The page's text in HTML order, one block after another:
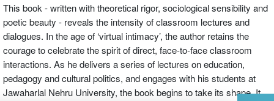
This book - written with theoretical rigor, sociological sensibility and
poetic beauty - reveals the intensity of classroom lectures and
dialogues. In the age of ‘virtual intimacy’, the author retains the
courage to celebrate the spirit of direct, face-to-face classroom
interactions. As he delivers a series of lectures on education,
pedagogy and cultural politics, and engages with his students at
Jawaharlal Nehru University, the book begins to take its shape. It